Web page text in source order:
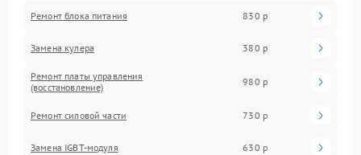
Ремонт блока питания 830 р
Замена кулера 380 р
Ремонт платы управления
(восстановление)
980 р
Ремонт силовой части 730 р
Замена IGBT-модуля 630 р